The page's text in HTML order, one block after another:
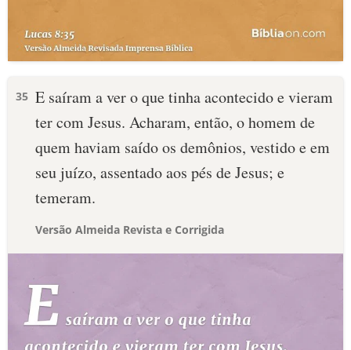
35 E saíram a ver o que tinha acontecido e vieram
ter com Jesus. Acharam, então, o homem de
quem haviam saído os demônios, vestido e em
seu juízo, assentado aos pés de Jesus; e
temeram.
Versão Almeida Revista e Corrigida